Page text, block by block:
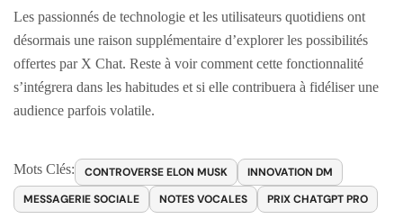
Les passionnés de technologie et les utilisateurs quotidiens ont
désormais une raison supplémentaire d’explorer les possibilités
offertes par X Chat. Reste à voir comment cette fonctionnalité
s’intégrera dans les habitudes et si elle contribuera à fidéliser une
audience parfois volatile.
Mots Clés: CONTROVERSE ELON MUSK
INNOVATION DM
MESSAGERIE SOCIALE
NOTES VOCALES PRIX CHATGPT PRO